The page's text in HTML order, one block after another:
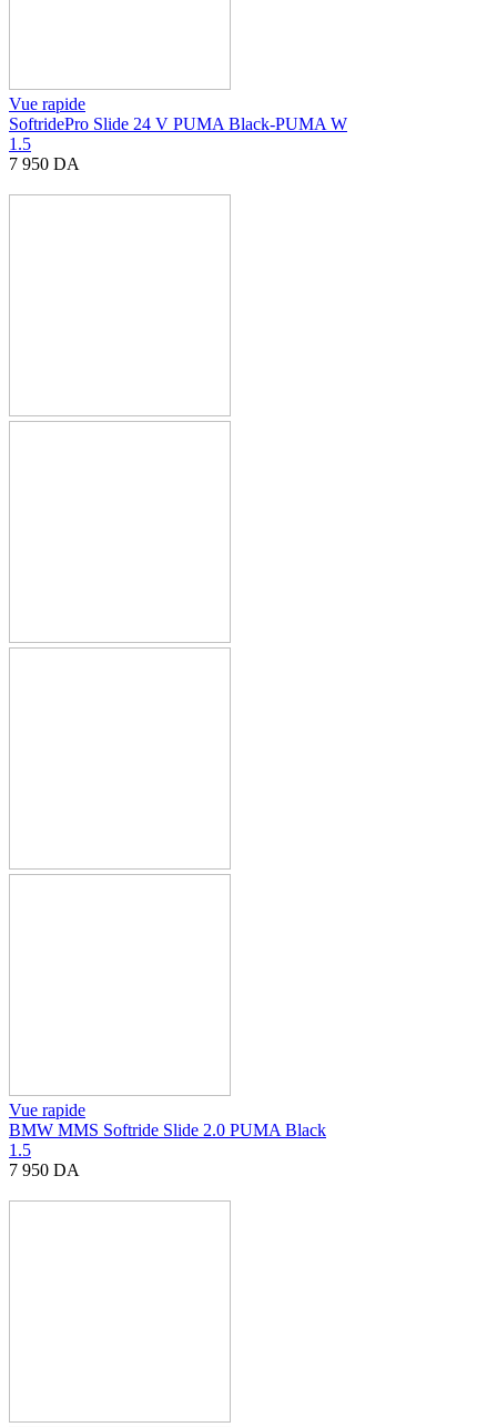
Vue rapide
SoftridePro Slide 24 V PUMA Black-PUMA W
1.5
7 950 DA
Vue rapide
BMW MMS Softride Slide 2.0 PUMA Black
1.5
7 950 DA